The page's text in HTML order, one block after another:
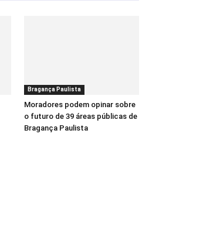
Bragança Paulista
Moradores podem opinar sobre
o futuro de 39 áreas públicas de
Bragança Paulista